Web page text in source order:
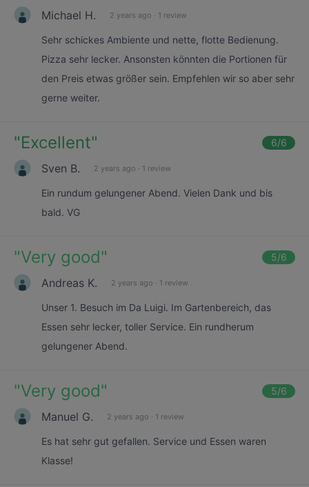
Michael H. 2 years ago · 1 review
Sehr schickes Ambiente und nette, flotte Bedienung.
Pizza sehr lecker. Ansonsten könnten die Portionen für
den Preis etwas größer sein. Empfehlen wir so aber sehr
gerne weiter.
"Excellent" 6/6
Sven B. 2 years ago · 1 review
Ein rundum gelungener Abend. Vielen Dank und bis
bald. VG
"Very good" 5/6
Andreas K. 2 years ago · 1 review
Unser 1. Besuch im Da Luigi. Im Gartenbereich, das
Essen sehr lecker, toller Service. Ein rundherum
gelungener Abend.
"Very good" 5/6
Manuel G. 2 years ago · 1 review
Es hat sehr gut gefallen. Service und Essen waren
Klasse!